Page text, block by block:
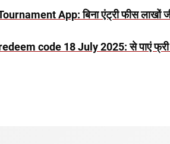
App: बिना एंट्री फीस लाखों
code 18 July 2025: से पाएं फ्री